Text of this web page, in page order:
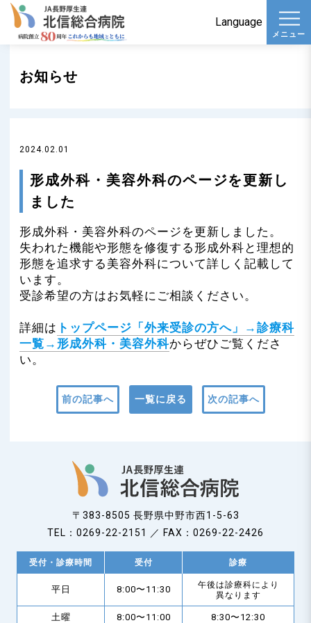
Language
t
o
t
i
メニュー
お知らせ
2024.02.01
形成外科・美容外科のページを更新し
ました
形成外科・美容外科のページを更新しました。
失われた機能や形態を修復する形成外科と理想的
形態を追求する美容外科について詳しく記載して
います。
受診希望の方はお気軽にご相談ください。
詳細は トップページ「外来受診の方へ」→診療科
一覧→形成外科・美容外科からぜひご覧くださ
い。
前の記事へ 一覧に戻る 次の記事へ
〒383-8505 長野県中野市西1-5-63
TEL：0269-22-2151 ／ FAX：0269-22-2426
受付・診療時間 受付 診療
平日 8:00〜11:30
午後は診療科により
異なります
土曜 8:00〜11:00 8:30〜12:30